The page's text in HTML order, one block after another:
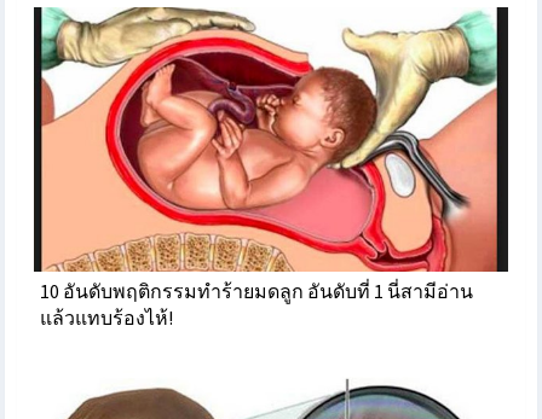
10 อันดับพฤติกรรมทำร้ายมดลูก อันดับที่ 1 นี่สามีอ่าน
แล้วแทบร้องไห้!